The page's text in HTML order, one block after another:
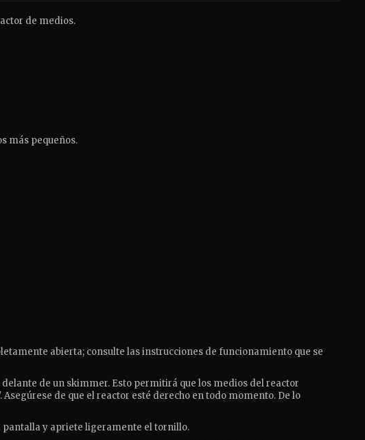
de medios.
más pequeños.
abierta; consulte las instrucciones de funcionamiento que se
delante de un skimmer. Esto permitirá que los medios del reactor
Asegúrese de que el reactor esté derecho en todo momento. De lo
pantalla y apriete ligeramente el tornillo.